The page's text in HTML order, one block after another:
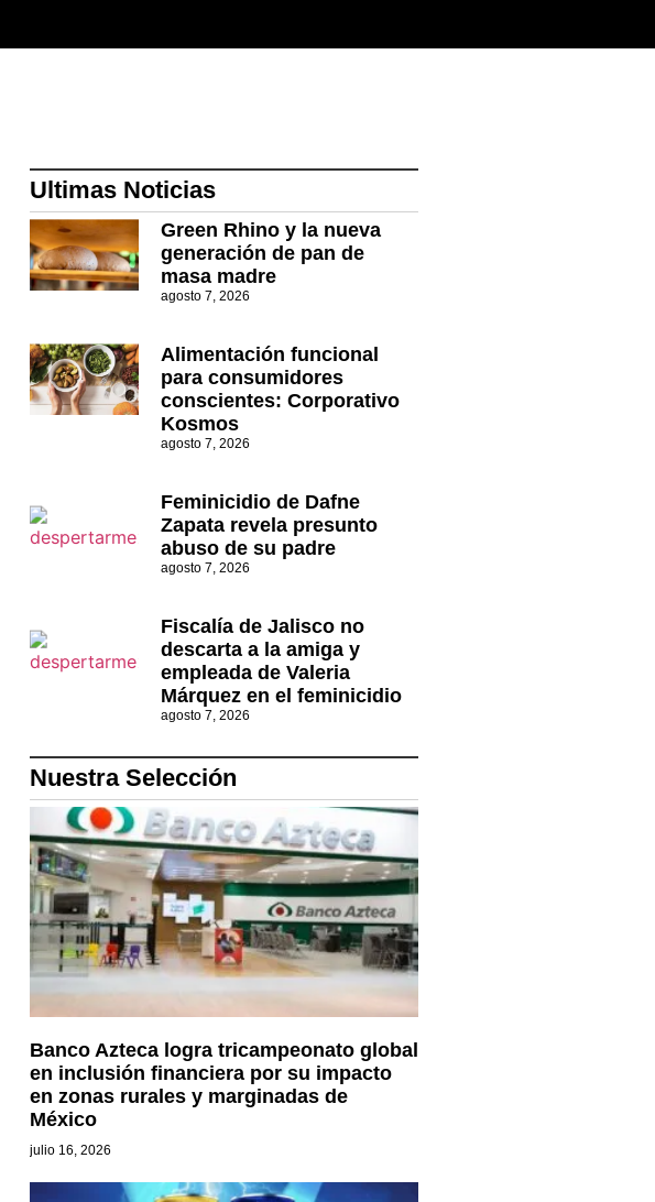
Ultimas Noticias
Green Rhino y la nueva
generación de pan de
masa madre
agosto 7, 2026
Alimentación funcional
para consumidores
conscientes: Corporativo
Kosmos
agosto 7, 2026
Feminicidio de Dafne
Zapata revela presunto
abuso de su padre
agosto 7, 2026
Fiscalía de Jalisco no
descarta a la amiga y
empleada de Valeria
Márquez en el feminicidio
agosto 7, 2026
Nuestra Selección
Banco Azteca logra tricampeonato global
en inclusión financiera por su impacto
en zonas rurales y marginadas de
México
julio 16, 2026